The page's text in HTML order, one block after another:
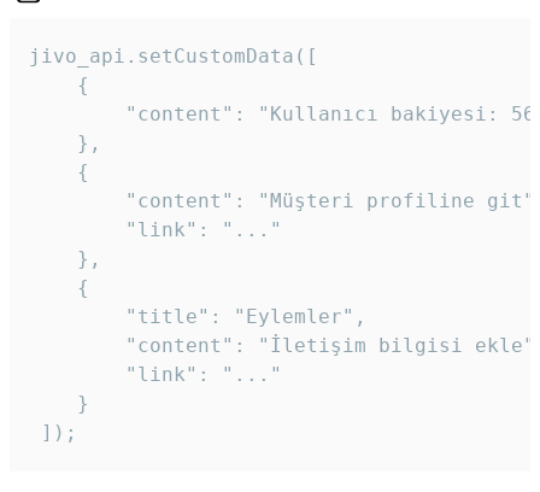
jivo_api.setCustomData([
    {
"content": "Kullanıcı bakiyesi:
    },
    {
"content": "Müşteri profiline
        "link": "..."
    },
    {
        "title": "Eylemler",
"content": "İletişim bilgisi
        "link": "..."
    }
]);